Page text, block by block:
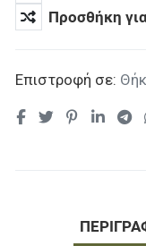
Προσθήκη
Επιστροφή σε: